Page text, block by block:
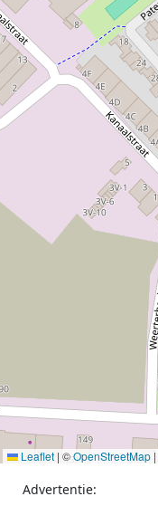
Leaflet | ©OpenStreetMap |
Advertentie: